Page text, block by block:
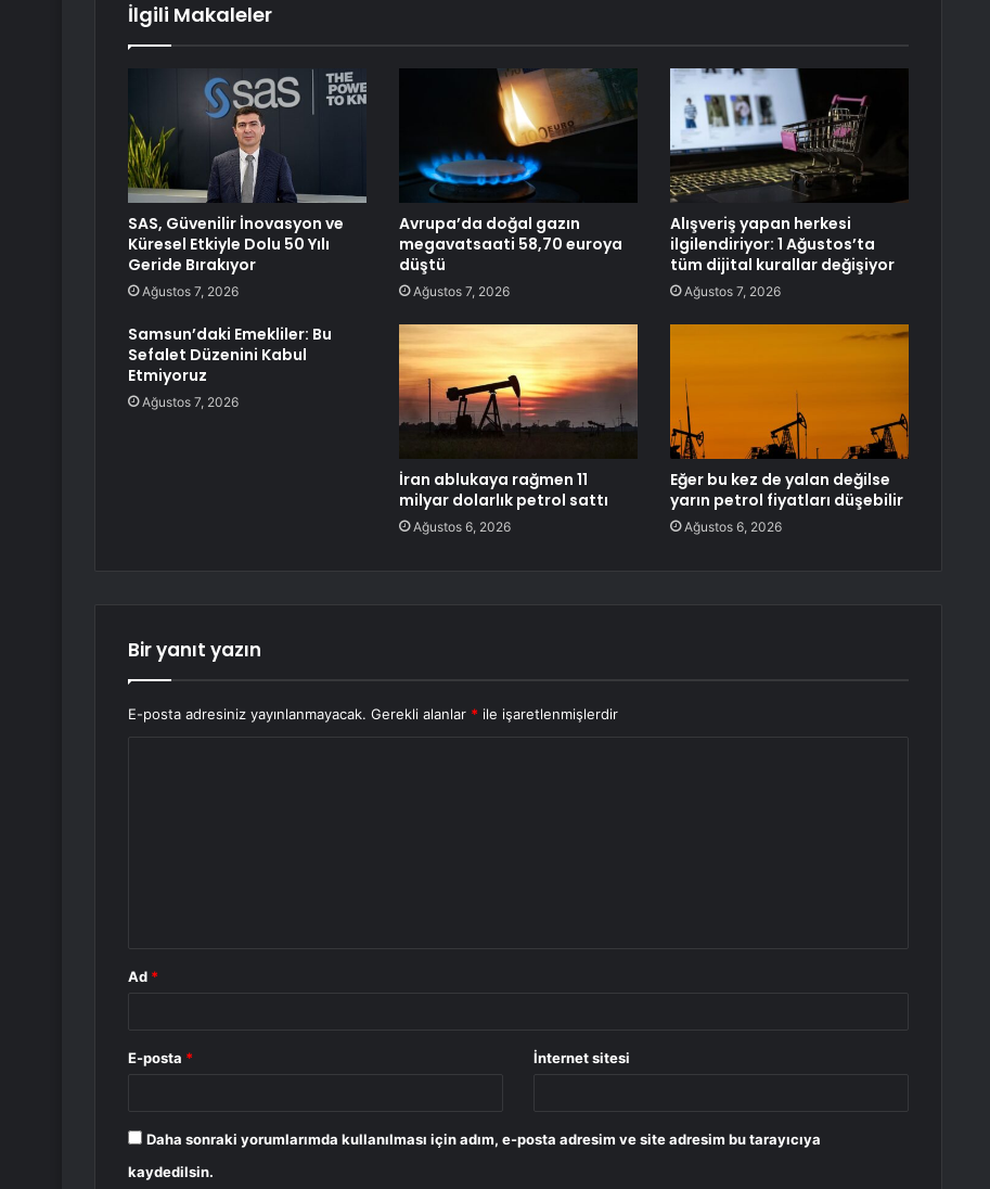
İlgili Makaleler
SAS, Güvenilir İnovasyon ve
Küresel Etkiyle Dolu 50 Yılı
Geride Bırakıyor
Ağustos 7, 2026
Avrupa’da doğal gazın
megavatsaati 58,70 euroya
düştü
Ağustos 7, 2026
Alışveriş yapan herkesi
ilgilendiriyor: 1 Ağustos’ta
tüm dijital kurallar değişiyor
Ağustos 7, 2026
Samsun’daki Emekliler: Bu
Sefalet Düzenini Kabul
Etmiyoruz
Ağustos 7, 2026
İran ablukaya rağmen 11
milyar dolarlık petrol sattı
Ağustos 6, 2026
Eğer bu kez de yalan değilse
yarın petrol fiyatları düşebilir
Ağustos 6, 2026
Bir yanıt yazın
E-posta adresiniz yayınlanmayacak. Gerekli alanlar * ile işaretlenmişlerdir
Ad *
E-posta * İnternet sitesi
Daha sonraki yorumlarımda kullanılması için adım, e-posta adresim ve site adresim bu tarayıcıya
kaydedilsin.